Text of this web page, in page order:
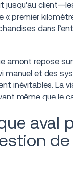
jusqu’au
« premier
dans
amont repose
manuel et des
inévitables. La
même que le
aval